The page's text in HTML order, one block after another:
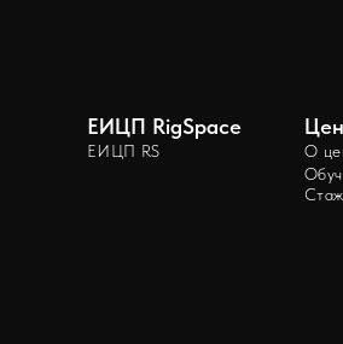
ЕИЦП RigSpace
ЕИЦП RS
О